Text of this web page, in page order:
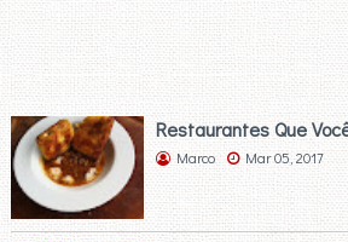
Restaurantes Que
Marco Mar 05, 2017